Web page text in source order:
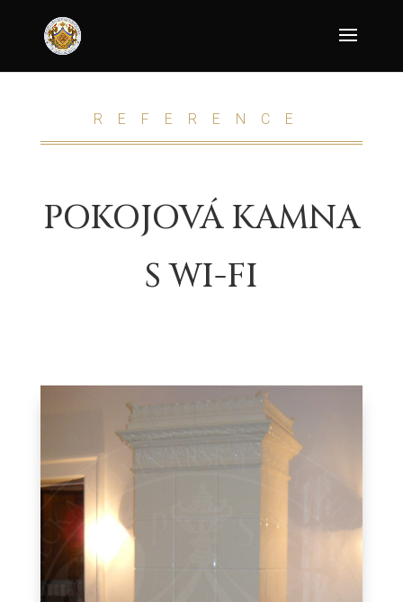
REFERENCE
POKOJOVÁ KAMNA
S WI-FI